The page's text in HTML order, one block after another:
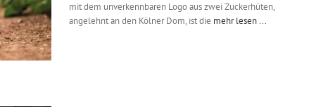
mit dem unverkennbaren Logo aus zwei Zuckerhüten,
angelehnt an den Kölner Dom, ist die mehr lesen ...